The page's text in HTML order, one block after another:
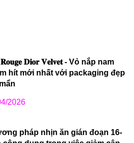
𝐃𝐢𝐨𝐫 𝐕𝐞𝐥𝐯𝐞𝐭 - Vỏ nắp nam
hít mới nhất với packaging đẹp
2026
pháp nhịn ăn gián đoạn 16-